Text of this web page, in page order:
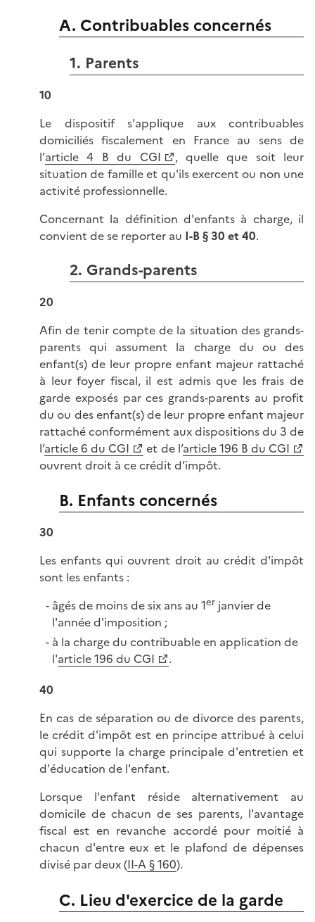
A. Contribuables concernés
1. Parents
10
Le dispositif s'applique aux contribuables
domiciliés fiscalement en France au sens de
l'article 4 B du CGI
, quelle que soit leur
situation de famille et qu'ils exercent ou non une
activité professionnelle.
Concernant la définition d'enfants à charge, il
convient de se reporter au I-B § 30 et 40.
2. Grands-parents
20
Afin de tenir compte de la situation des grands-
parents qui assument la charge du ou des
enfant(s) de leur propre enfant majeur rattaché
à leur foyer fiscal, il est admis que les frais de
garde exposés par ces grands-parents au profit
du ou des enfant(s) de leur propre enfant majeur
rattaché conformément aux dispositions du 3 de
l’article 6 du CGI et de l’article 196 B du CGI
ouvrent droit à ce crédit d’impôt.
B. Enfants concernés
30
Les enfants qui ouvrent droit au crédit d'impôt
sont les enfants :
âgés de moins de six ans au 1erjanvier de
l'année d'imposition ;
à la charge du contribuable en application de
l'article 196 du CGI
.
40
En cas de séparation ou de divorce des parents,
le crédit d'impôt est en principe attribué à celui
qui supporte la charge principale d'entretien et
d'éducation de l'enfant.
Lorsque l'enfant réside alternativement au
domicile de chacun de ses parents, l'avantage
fiscal est en revanche accordé pour moitié à
chacun d'entre eux et le plafond de dépenses
divisé par deux (II-A § 160).
C. Lieu d'exercice de la garde